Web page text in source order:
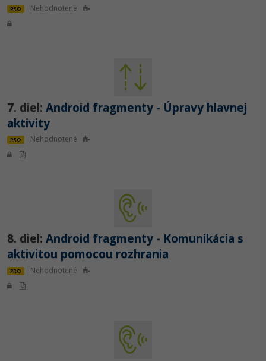
PRO Nehodnotené
7. diel: Android fragmenty - Úpravy hlavnej
aktivity
PRO Nehodnotené
8. diel: Android fragmenty - Komunikácia s
aktivitou pomocou rozhrania
PRO Nehodnotené